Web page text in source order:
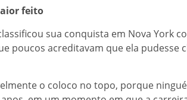
feito
sua conquista em Nova York
poucos acreditavam que ela pudesse
o coloco no topo, porque